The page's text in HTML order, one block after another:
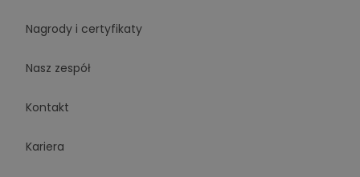
Nagrody i certyfikaty
Nasz zespół
Kontakt
Kariera